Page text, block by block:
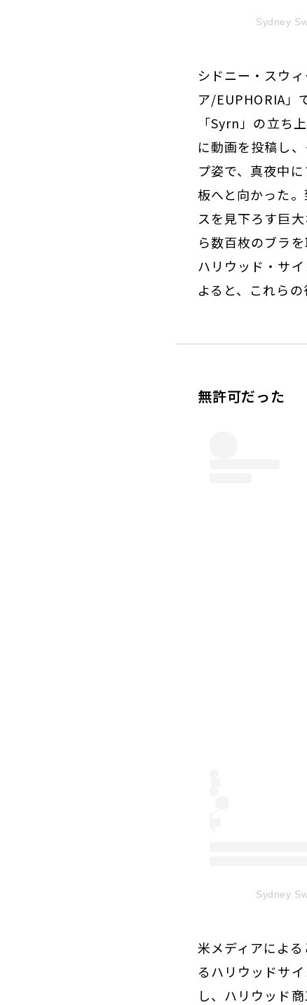
Sydney
シドニー・スウ
ア/EUPHORIA」
「Syrn」の立ち
に動画を投稿し
プ姿で、真夜中
板へと向かった
スを見下ろす巨
ら数百枚のブラ
ハリウッド・サ
よると、これら
無許可だった
Sydney
米メディアによ
るハリウッドサ
し、ハリウッド